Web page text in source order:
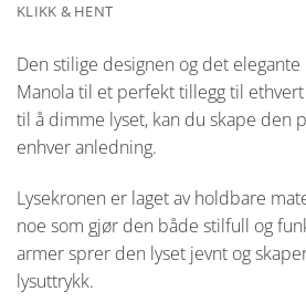
KLIKK & HENT
Den stilige designen og det
Manola til et perfekt tillegg til
til å dimme lyset, kan du skape den
enhver anledning.
Lysekronen er laget av holdbare
noe som gjør den både stilfull og
armer sprer den lyset jevnt og
lysuttrykk.